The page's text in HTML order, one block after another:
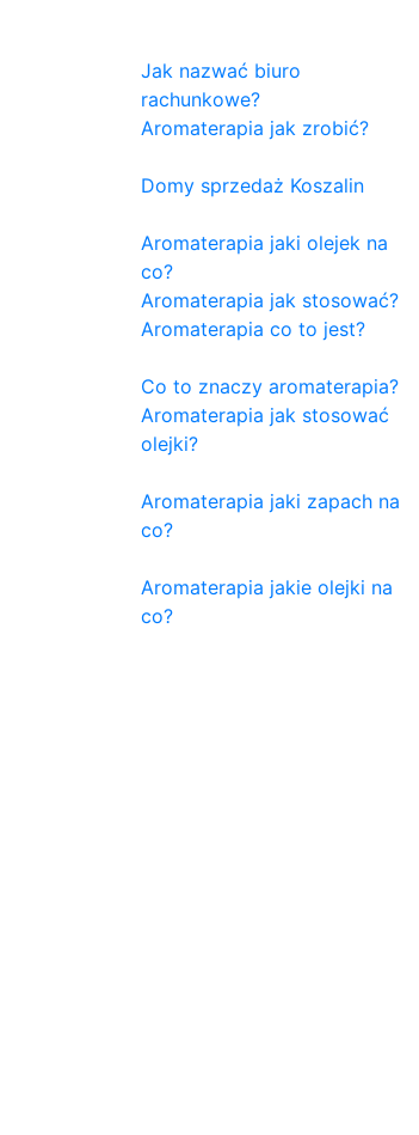
Jak nazwać biuro
rachunkowe?
Aromaterapia jak zrobić?
Domy sprzedaż Koszalin
Aromaterapia jaki olejek na
co?
Aromaterapia jak stosować?
Aromaterapia co to jest?
Co to znaczy aromaterapia?
Aromaterapia jak stosować
olejki?
Aromaterapia jaki zapach na
co?
Aromaterapia jakie olejki na
co?